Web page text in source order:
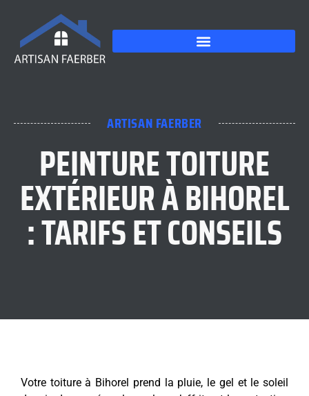
ARTISAN FAERBER
PEINTURE TOITURE
EXTÉRIEUR À BIHOREL
: TARIFS ET CONSEILS
Votre toiture à Bihorel prend la pluie, le gel et le soleil